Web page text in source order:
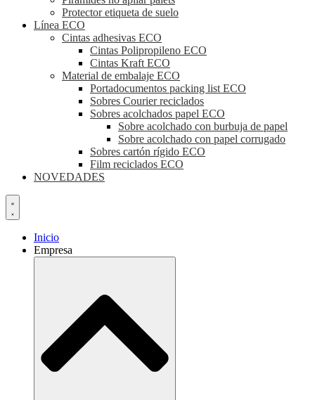
Protector etiqueta de suelo
Línea ECO
Cintas adhesivas ECO
Cintas Polipropileno ECO
Cintas Kraft ECO
Material de embalaje ECO
Portadocumentos packing list ECO
Sobres Courier reciclados
Sobres acolchados papel ECO
Sobre acolchado con burbuja de papel
Sobre acolchado con papel corrugado
Sobres cartón rígido ECO
Film reciclados ECO
NOVEDADES
Inicio
Empresa